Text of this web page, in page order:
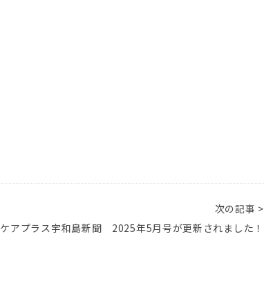
次の記事 >
ケアプラス宇和島新聞 2025年5月号が更新されました！